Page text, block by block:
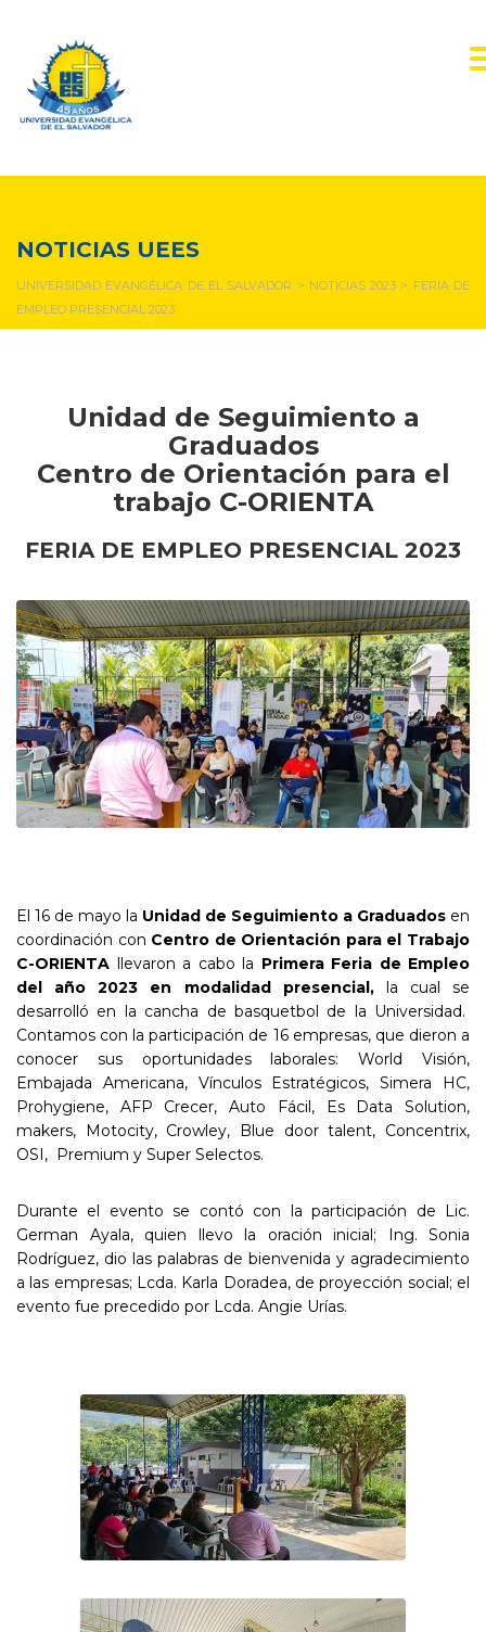
NOTICIAS UEES
UNIVERSIDAD EVANGÉLICA DE EL SALVADOR > NOTICIAS 2023 > FERIA DE
EMPLEO PRESENCIAL 2023
Unidad de Seguimiento a
Graduados
Centro de Orientación para el
trabajo C-ORIENTA
FERIA DE EMPLEO PRESENCIAL 2023
El 16 de mayo la Unidad de Seguimiento a Graduados en
coordinación con Centro de Orientación para el Trabajo
C-ORIENTA llevaron a cabo la Primera Feria de Empleo
del año 2023 en modalidad presencial, la cual se
desarrolló en la cancha de basquetbol de la Universidad.
Contamos con la participación de 16 empresas, que dieron a
conocer sus oportunidades laborales: World Visión,
Embajada Americana, Vínculos Estratégicos, Simera HC,
Prohygiene, AFP Crecer, Auto Fácil, Es Data Solution,
makers, Motocity, Crowley, Blue door talent, Concentrix,
OSI, Premium y Super Selectos.
Durante el evento se contó con la participación de Lic.
German Ayala, quien llevo la oración inicial; Ing. Sonia
Rodríguez, dio las palabras de bienvenida y agradecimiento
a las empresas; Lcda. Karla Doradea, de proyección social; el
evento fue precedido por Lcda. Angie Urías.